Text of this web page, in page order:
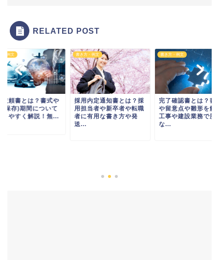
RELATED POST
・例文
依頼書とは？書式や
(保存)期間について
りやすく解説！無...
書き方・例文
採用内定通知書とは？採
用担当者や新卒者や転職
者に有用な書き方や発
送...
書き方・例文
完了確認書とは？書
や留意点や雛形を解
工事や建設業務で肝
な...